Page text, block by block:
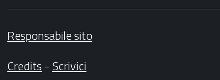
Responsabile sito
Credits- Scrivici